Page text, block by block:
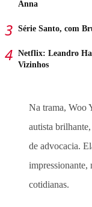
Anna
Série Santo, com
Netflix: Leandro
Vizinhos
Na trama, Woo
autista
de advocacia.
impressionante,
cotidianas.